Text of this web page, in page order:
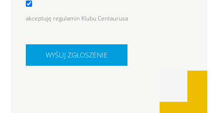
akceptuję regulamin Klubu Centaurusa